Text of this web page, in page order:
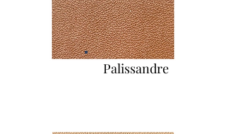
Palissandre